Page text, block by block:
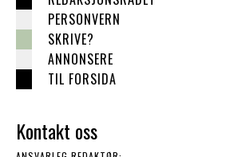
PERSONVERN
SKRIVE?
ANNONSERE
TIL FORSIDA
Kontakt oss